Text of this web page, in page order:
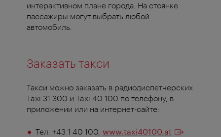
интерактивном плане города. На стоянке
пассажиры могут выбрать любой
автомобиль.
Заказать такси
Такси можно заказать в радиодиспетчерских
Taxi 31 300 и Taxi 40 100 по телефону, в
приложении или на интернет-сайте:
Тел. +43 1 40 100, www.taxi40100.at